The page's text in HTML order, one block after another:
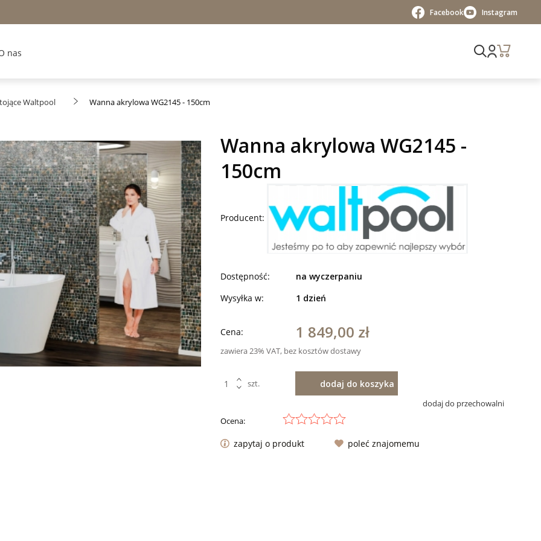
Facebook Instagram
nas
Waltpool Wanna akrylowa WG2145 - 150cm
Wanna akrylowa WG2145 -
150cm
Producent:
Dostępność:
na wyczerpaniu
Wysyłka w:
1 dzień
Cena: 1 849,00 zł
zawiera 23% VAT, bez kosztów dostawy
szt. dodaj do koszyka
dodaj do przechowalni
Ocena:
zapytaj o produkt poleć znajomemu